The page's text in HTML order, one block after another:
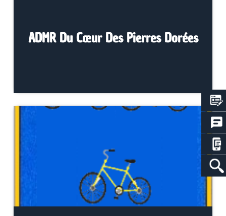
ADMR Du Cœur Des Pierres Dorées